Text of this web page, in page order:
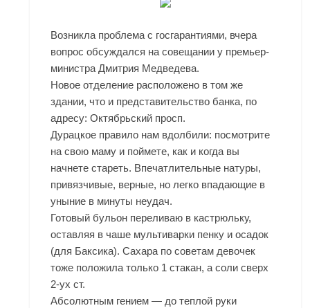
Возникла проблема с госгарантиями, вчера
вопрос обсуждался на совещании у премьер-
министра Дмитрия Медведева.
Новое отделение расположено в том же
здании, что и представительство банка, по
адресу: Октябрьский просп.
Дурацкое правило нам вдолбили: посмотрите
на свою маму и поймете, как и когда вы
начнете стареть. Впечатлительные натуры,
привязчивые, верные, но легко впадающие в
уныние в минуты неудач.
Готовый бульон переливаю в кастрюльку,
оставляя в чаше мультиварки пенку и осадок
(для Баксика). Сахара по советам девочек
тоже положила только 1 стакан, а соли сверх
2-ух ст.
Абсолютным гением — до теплой руки